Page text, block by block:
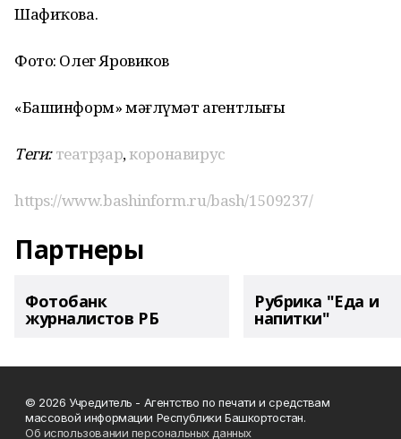
Шафиҡова.
Фото: Олег Яровиков
«Башинформ» мәғлүмәт агентлығы
Теги: театрҙар,коронавирус
https://www.bashinform.ru/bash/1509237/
Партнеры
Фотобанк
журналистов РБ
Рубрика "Еда и
напитки"
© 2026 Учредитель - Агентство по печати и средствам
массовой информации Республики Башкортостан.
Об использовании персональных данных